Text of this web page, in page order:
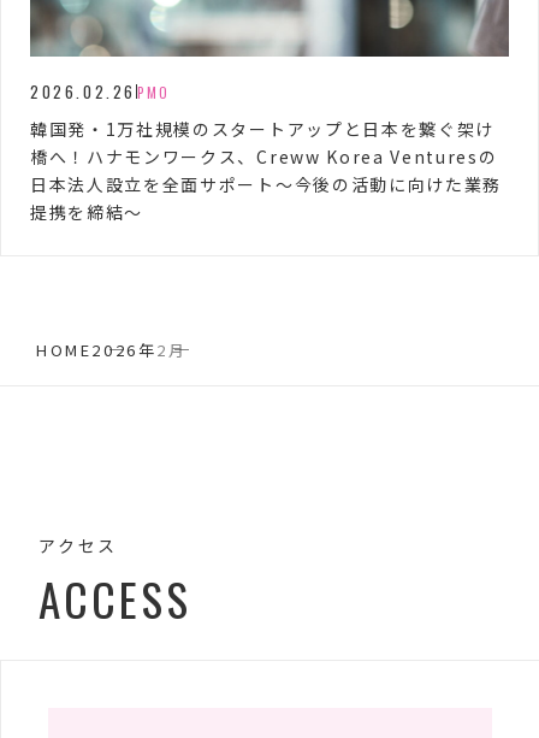
2026.02.26 PMO
韓国発・1万社規模のスタートアップと日本を繋ぐ架け
橋へ！ハナモンワークス、Creww Korea Venturesの
日本法人設立を全面サポート〜今後の活動に向けた業務
提携を締結〜
HOME2026年2月
アクセス
ACCESS